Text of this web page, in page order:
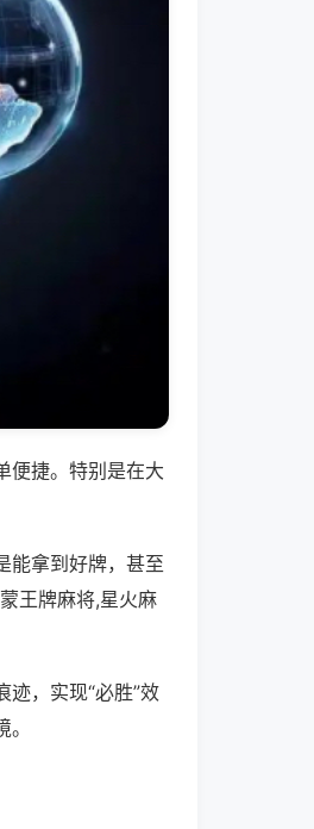
便捷。特别是在大
能拿到好牌，甚至
王牌麻将,星火麻
，实现“必胜”效